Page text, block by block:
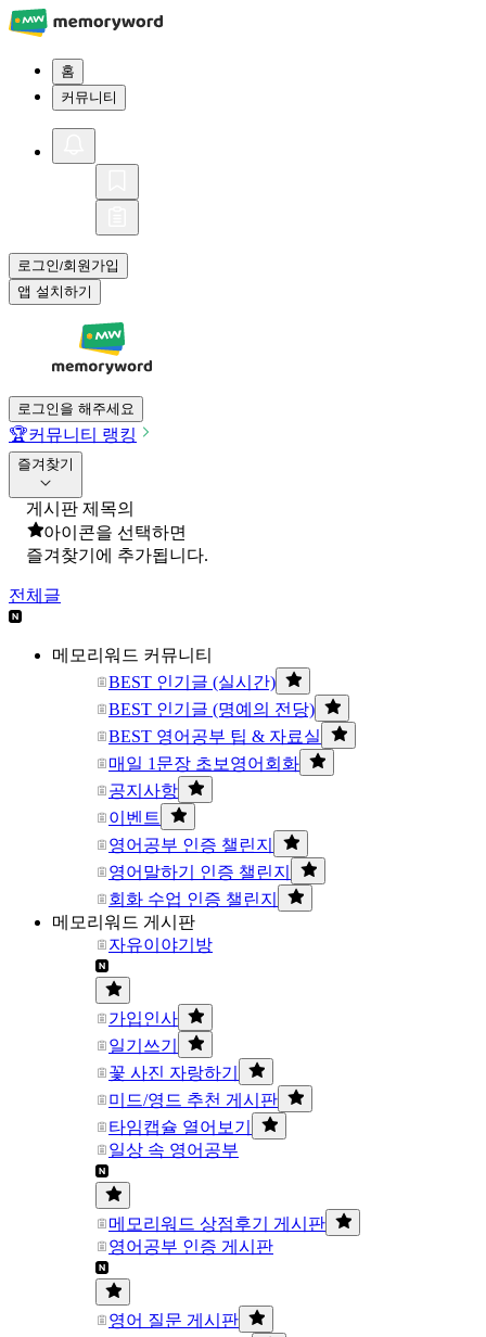
홈
커뮤니티
로그인/회원가입
앱 설치하기
로그인을 해주세요
🏆커뮤니티 랭킹
즐겨찾기
게시판 제목의
아이콘을 선택하면
즐겨찾기에 추가됩니다.
전체글
메모리워드 커뮤니티
BEST 인기글 (실시간)
BEST 인기글 (명예의 전당)
BEST 영어공부 팁 & 자료실
매일 1문장 초보영어회화
공지사항
이벤트
영어공부 인증 챌린지
영어말하기 인증 챌린지
회화 수업 인증 챌린지
메모리워드 게시판
자유이야기방
가입인사
일기쓰기
꽃 사진 자랑하기
미드/영드 추천 게시판
타임캡슐 열어보기
일상 속 영어공부
메모리워드 상점후기 게시판
영어공부 인증 게시판
영어 질문 게시판